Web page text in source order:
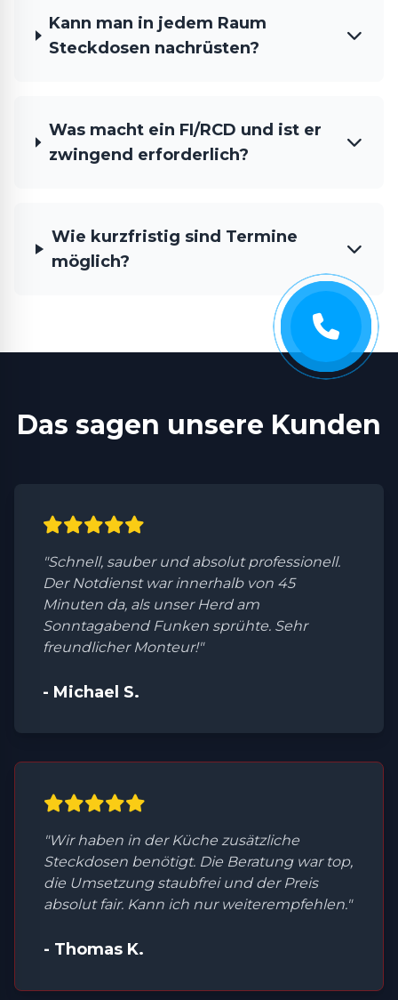
Kann man in jedem Raum
Steckdosen nachrüsten?
Was macht ein FI/RCD und ist er
zwingend erforderlich?
Wie kurzfristig sind Termine
möglich?
Das sagen unsere Kunden
"Schnell, sauber und absolut professionell.
Der Notdienst war innerhalb von 45
Minuten da, als unser Herd am
Sonntagabend Funken sprühte. Sehr
freundlicher Monteur!"
- Michael S.
"Wir haben in der Küche zusätzliche
Steckdosen benötigt. Die Beratung war top,
die Umsetzung staubfrei und der Preis
absolut fair. Kann ich nur weiterempfehlen."
- Thomas K.